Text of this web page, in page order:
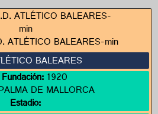
BALEARES
1920
DE MALLORCA
Estadio: